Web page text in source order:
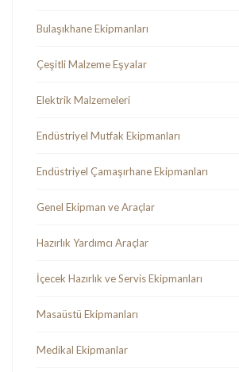
Bulaşıkhane Ekipmanları
Çeşitli Malzeme Eşyalar
Elektrik Malzemeleri
Endüstriyel Mutfak Ekipmanları
Endüstriyel Çamaşırhane Ekipmanları
Genel Ekipman ve Araçlar
Hazırlık Yardımcı Araçlar
İçecek Hazırlık ve Servis Ekipmanları
Masaüstü Ekipmanları
Medikal Ekipmanlar